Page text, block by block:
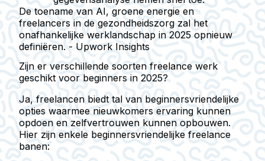
De toename van AI, groene energie en
freelancers in de gezondheidszorg zal het
onafhankelijke werklandschap in 2025 opnieuw
definiëren. - Upwork Insights
Zijn er verschillende soorten freelance werk
geschikt voor beginners in 2025?
Ja, freelancen biedt tal van beginnersvriendelijke
opties waarmee nieuwkomers ervaring kunnen
opdoen en zelfvertrouwen kunnen opbouwen.
Hier zijn enkele beginnersvriendelijke freelance
banen: